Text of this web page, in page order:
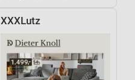
XXXLutz